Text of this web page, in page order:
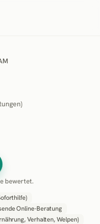
)
bewertet.
Online-Beratung
Verhalten, Welpen)